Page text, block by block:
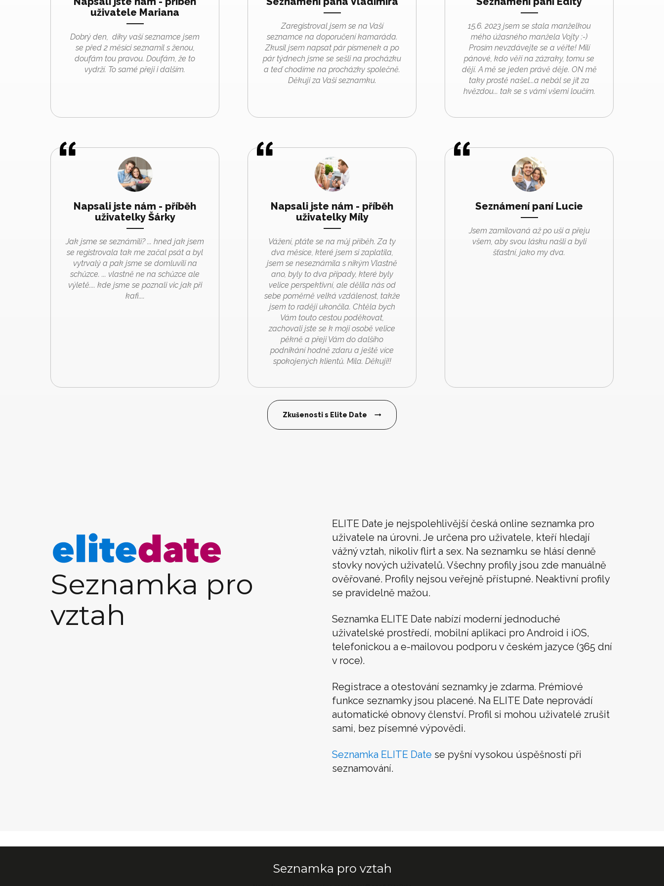
uživatele Mariana
Dobrý den, díky vaší seznamce jsem
se před 2 měsíci seznamil s ženou,
doufám tou pravou. Doufám, že to
vydrží. To samé přeji i dalším.
Zaregistroval jsem se na Vaší
seznamce na doporučení kamaráda.
Zkusil jsem napsat pár písmenek a po
pár týdnech jsme se sešli na procházku
a teď chodíme na procházky společně.
Děkuji za Vaši seznamku.
15.6. 2023 jsem se stala manželkou
mého úžasného manžela Vojty :-)
Prosím nevzdávejte se a věřte! Milí
pánové, kdo věří na zázraky, tomu se
dějí. A mě se jeden právě děje. ON mě
taky prostě našel...a nebál se jít za
hvězdou... tak se s vámi všemi loučím.
Napsali jste nám - příběh
uživatelky Šárky
Jak jsme se seznámili? ... hned jak jsem
se registrovala tak me začal psát a byl
vytrvalý a pak jsme se domluvili na
schůzce. ... vlastně ne na schůzce ale
výletě.... kde jsme se poznali vic jak při
kafi....
Napsali jste nám - příběh
uživatelky Míly
Vážení, ptáte se na můj příběh. Za ty
dva měsíce, které jsem si zaplatila,
jsem se neseznámila s nikým Vlastně
ano, byly to dva případy, které byly
velice perspektivní, ale dělila nás od
sebe poměrně velká vzdálenost, takže
jsem to raději ukončila. Chtěla bych
Vám touto cestou poděkovat,
zachovali jste se k moji osobě velice
pěkně a přeji Vám do dalšího
podnikání hodně zdaru a ještě více
spokojených klientů. Míla. Děkuji!!
Seznámení paní Lucie
Jsem zamilovaná až po uši a přeju
všem, aby svou lásku našli a byli
šťastní, jako my dva.
Zkušenosti s Elite Date
Seznamka pro
vztah
ELITE Date je nejspolehlivější česká online seznamka pro
uživatele na úrovni. Je určena pro uživatele, kteří hledají
vážný vztah, nikoliv flirt a sex. Na seznamku se hlásí denně
stovky nových uživatelů. Všechny profily jsou zde manuálně
ověřované. Profily nejsou veřejně přístupné. Neaktivní profily
se pravidelně mažou.
Seznamka ELITE Date nabízí moderní jednoduché
uživatelské prostředí, mobilní aplikaci pro Android i iOS,
telefonickou a e-mailovou podporu v českém jazyce (365 dní
v roce).
Registrace a otestování seznamky je zdarma. Prémiové
funkce seznamky jsou placené. Na ELITE Date neprovádí
automatické obnovy členství. Profil si mohou uživatelé zrušit
sami, bez písemné výpovědi.
Seznamka ELITE Date se pyšní vysokou úspěšností při
seznamování.
Seznamka pro vztah